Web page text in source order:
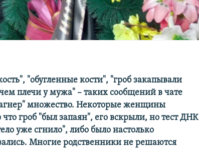
"обугленные кости", "гроб закапывали
плечи у мужа" – таких сообщений в чате
множество. Некоторые женщины
гроб "был запаян", его вскрыли, но тест ДНК
уже сгнило", либо было настолько
Многие родственники не решаются